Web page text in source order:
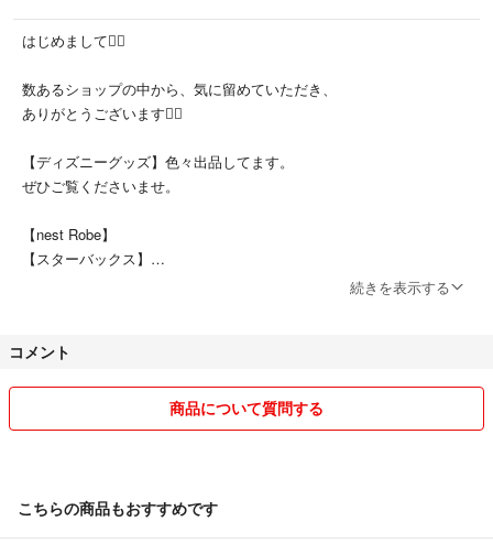
はじめまして🙇‍♂️
数あるショップの中から、気に留めていただき、
ありがとうございます🙇‍♂️
【ディズニーグッズ】色々出品してます。
ぜひご覧くださいませ。
【nest Robe】
【スターバックス】
スムーズな取り引きを心がけていきたいとおもっておりますが、子育て
発送急ぐ場合 ひとこといただけると助かります。
（商品によってはお時間いただく場合もあります。必ずご連絡させてい
続きを表示する
コメント
商品について質問する
こちらの商品もおすすめです